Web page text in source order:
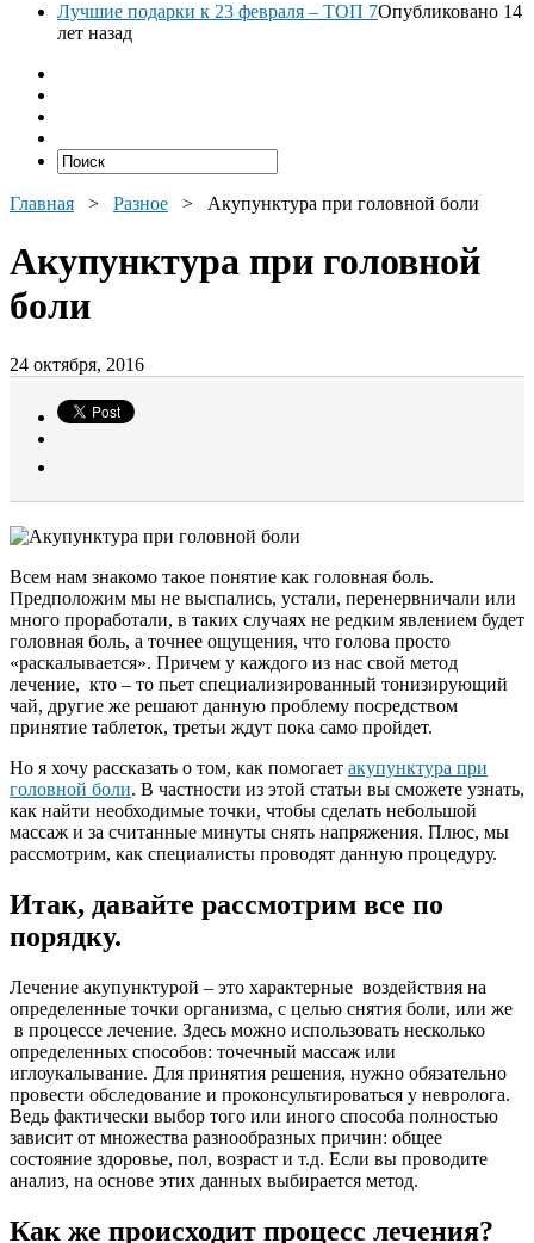
Лучшие подарки к 23 февраля – ТОП 7Опубликовано 14
лет назад
Главная > Разное > Акупунктура при головной боли
Акупунктура при головной
боли
24 октября, 2016
Всем нам знакомо такое понятие как головная боль.
Предположим мы не выспались, устали, перенервничали или
много проработали, в таких случаях не редким явлением будет
головная боль, а точнее ощущения, что голова просто
«раскалывается». Причем у каждого из нас свой метод
лечение, кто – то пьет специализированный тонизирующий
чай, другие же решают данную проблему посредством
принятие таблеток, третьи ждут пока само пройдет.
Но я хочу рассказать о том, как помогает акупунктура при
головной боли. В частности из этой статьи вы сможете узнать,
как найти необходимые точки, чтобы сделать небольшой
массаж и за считанные минуты снять напряжения. Плюс, мы
рассмотрим, как специалисты проводят данную процедуру.
Итак, давайте рассмотрим все по
порядку.
Лечение акупунктурой – это характерные воздействия на
определенные точки организма, с целью снятия боли, или же
в процессе лечение. Здесь можно использовать несколько
определенных способов: точечный массаж или
иглоукалывание. Для принятия решения, нужно обязательно
провести обследование и проконсультироваться у невролога.
Ведь фактически выбор того или иного способа полностью
зависит от множества разнообразных причин: общее
состояние здоровье, пол, возраст и т.д. Если вы проводите
анализ, на основе этих данных выбирается метод.
Как же происходит процесс лечения?